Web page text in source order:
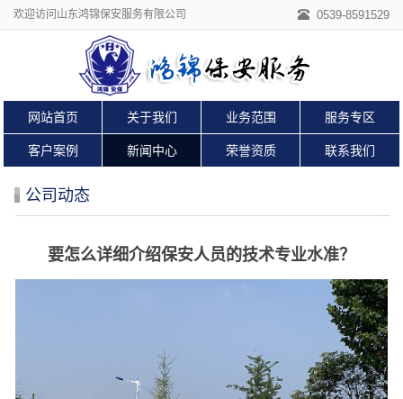
欢迎访问山东鸿锦保安服务有限公司 0539-8591529
网站首页 关于我们 业务范围 服务专区
客户案例 新闻中心 荣誉资质 联系我们
公司动态
要怎么详细介绍保安人员的技术专业水准？